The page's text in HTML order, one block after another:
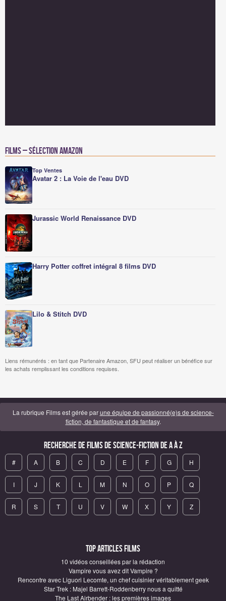
Films – Sélection Amazon
Top Ventes
Avatar 2 : La Voie de l'eau DVD
Jurassic World Renaissance DVD
Harry Potter coffret intégral 8 films DVD
Lilo & Stitch DVD
Liens rémunérés : en tant que Partenaire Amazon, SFU peut réaliser un bénéfice sur
les achats remplissant les conditions requises.
La rubrique Films est gérée parune équipe de passionné(e)s de science-
fiction, de fantastique et de fantasy.
Recherche de Films de science-fiction de A à Z
# A B C D E F G H
I J K L M N O P Q
R S T U V W X Y Z
Top articles Films
10 vidéos conseillées par la rédaction
Vampire vous avez dit Vampire ?
Rencontre avec Liguori Lecomte, un chef cuisinier véritablement geek
Star Trek : Majel Barrett-Roddenberry nous a quitté
The Last Airbender : les premières images